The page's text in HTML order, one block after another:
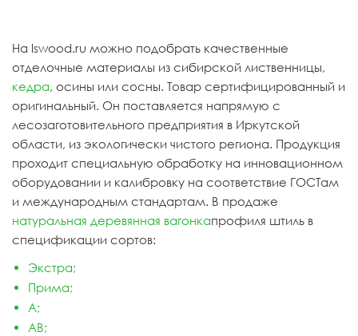
На lswood.ru можно подобрать качественные
отделочные материалы из сибирской лиственницы,
кедра, осины или сосны. Товар сертифицированный и
оригинальный. Он поставляется напрямую с
лесозаготовительного предприятия в Иркутской
области, из экологически чистого региона. Продукция
проходит специальную обработку на инновационном
оборудовании и калибровку на соответствие ГОСТам
и международным стандартам. В продаже
натуральная деревянная вагонкапрофиля штиль в
спецификации сортов:
Экстра;
Прима;
А;
АВ;